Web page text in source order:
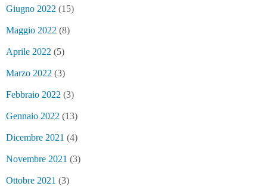
Giugno 2022 (15)
Maggio 2022 (8)
Aprile 2022 (5)
Marzo 2022 (3)
Febbraio 2022 (3)
Gennaio 2022 (13)
Dicembre 2021 (4)
Novembre 2021 (3)
Ottobre 2021 (3)